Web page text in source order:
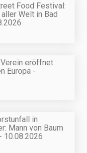
Food Festival:
Welt in Bad
Verein eröffnet
Europa -
in
Mann von Baum
10.08.2026